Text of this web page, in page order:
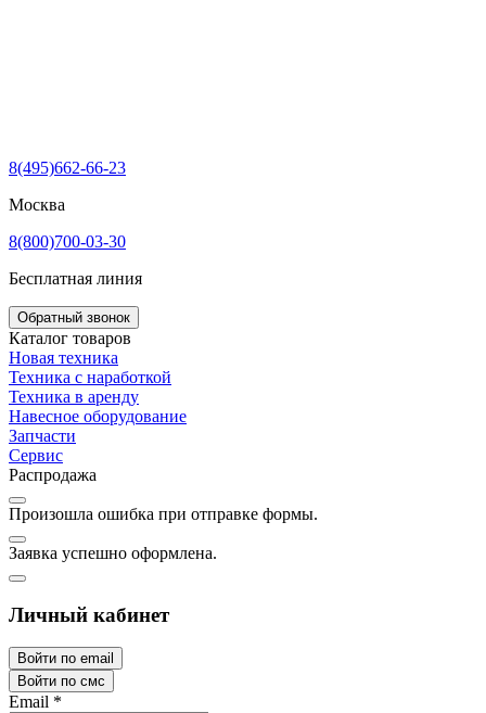
8(495)662-66-23
Москва
8(800)700-03-30
Бесплатная линия
Обратный звонок
Каталог товаров
Новая техника
Техника с наработкой
Техника в аренду
Навесное оборудование
Запчасти
Сервис
Распродажа
Произошла ошибка при отправке формы.
Заявка успешно оформлена.
Личный кабинет
Войти по email
Войти по смс
Email *